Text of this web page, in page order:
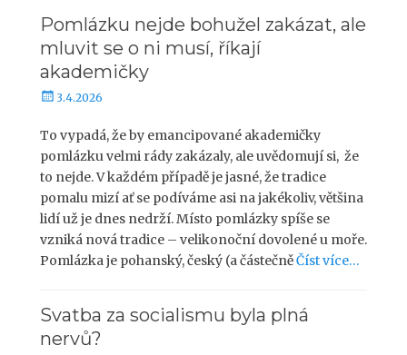
Pomlázku nejde bohužel zakázat, ale
mluvit se o ni musí, říkají
akademičky
P
b
l
o
v
á
n
3.4.2026
To vypadá, že by emancipované akademičky
pomlázku velmi rády zakázaly, ale uvědomují si, že
to nejde. V každém případě je jasné, že tradice
pomalu mizí ať se podíváme asi na jakékoliv, většina
lidí už je dnes nedrží. Místo pomlázky spíše se
vzniká nová tradice – velikonoční dovolené u moře.
Pomlázka je pohanský, český (a částečněČíst více…
Svatba za socialismu byla plná
nervů?